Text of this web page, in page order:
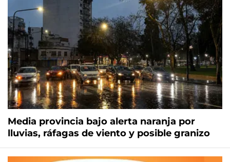
Media provincia bajo alerta naranja por
lluvias, ráfagas de viento y posible granizo